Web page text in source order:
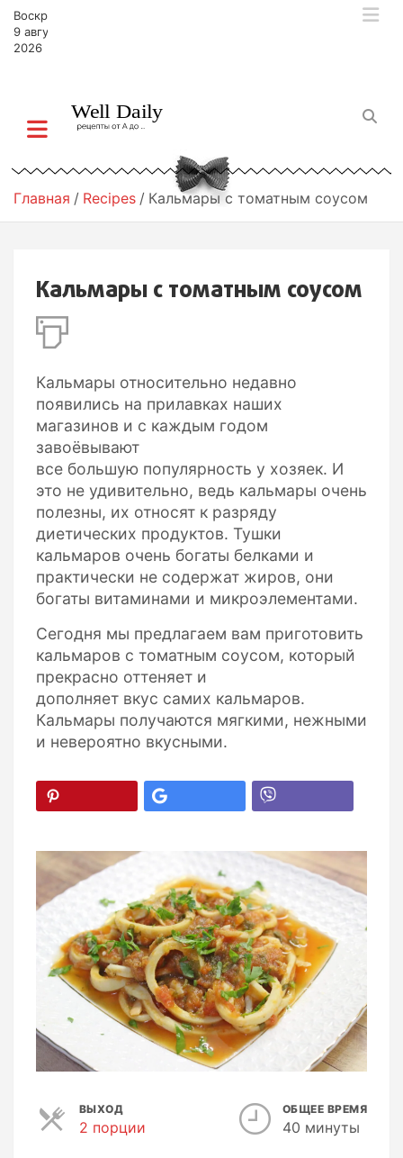
Воскресенье,
9 августа,
2026
Главная Recipes Кальмары с томатным соусом
Кальмары с томатным соусом
Кальмары относительно недавно
появились на прилавках наших
магазинов и с каждым годом
завоёвывают
все большую популярность у хозяек. И
это не удивительно, ведь кальмары очень
полезны, их относят к разряду
диетических продуктов. Тушки
кальмаров очень богаты белками и
практически не содержат жиров, они
богаты витаминами и микроэлементами.
Сегодня мы предлагаем вам приготовить
кальмаров с томатным соусом, который
прекрасно оттеняет и
дополняет вкус самих кальмаров.
Кальмары получаются мягкими, нежными
и невероятно вкусными.
ВЫХОД
2 порции
ОБЩЕЕ ВРЕМЯ
40 минуты